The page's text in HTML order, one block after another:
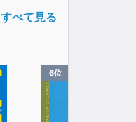
すべて見る
6位